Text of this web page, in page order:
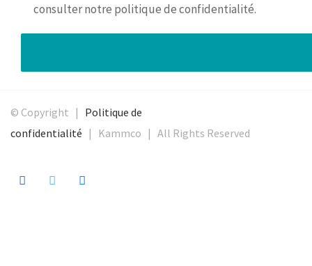
consulter notre politique de confidentialité.
© Copyright | Politique de
confidentialité | Kammco | All Rights Reserved